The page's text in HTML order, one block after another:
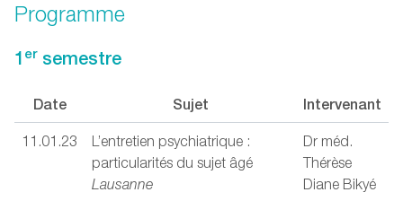
Programme
1 ersemestre
Date Sujet Intervenant
11.01.23
L’entretien psychiatrique :
particularités du sujet âgé
Lausanne
Dr méd.
Thérèse
Diane Bikyé